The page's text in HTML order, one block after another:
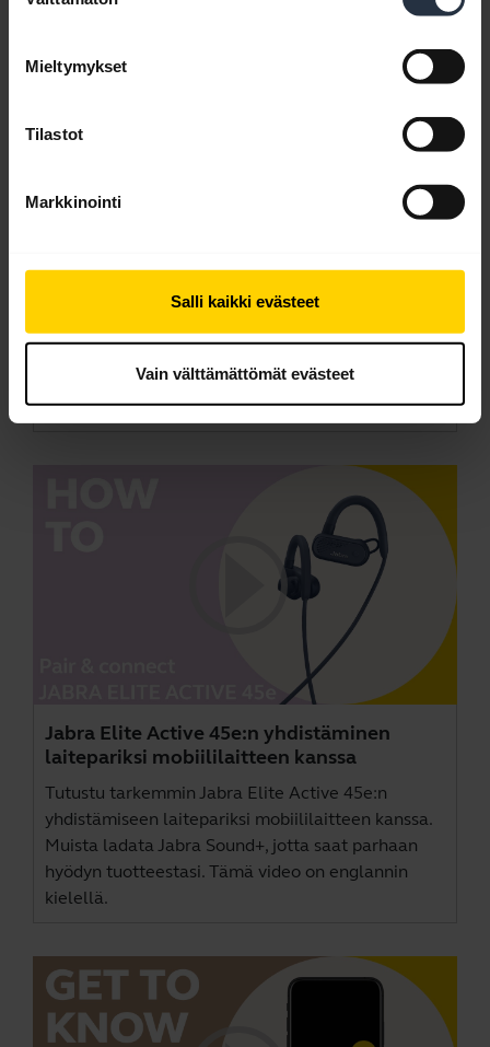
Mieltymykset
Tilastot
Markkinointi
Salli kaikki evästeet
Vain välttämättömät evästeet
varmistaminen
Tässä videossa näytetään, kuinka Jabra Elite
Active 45e säädetään parhaan mukavuuden ja
Jabra Sound+, jotta saat parhaan hyödyn
tuotteestasi. Tämä video on englannin kielellä.
Jabra Elite Active 45e:n yhdistäminen
laitepariksi mobiililaitteen kanssa
Tutustu tarkemmin Jabra Elite Active 45e:n
yhdistämiseen laitepariksi mobiililaitteen kanssa.
Muista ladata Jabra Sound+, jotta saat parhaan
hyödyn tuotteestasi. Tämä video on englannin
kielellä.